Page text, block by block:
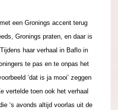
een Gronings accent terug
Gronings praten, en daar is
haar verhaal in Baflo in
te pas en te onpas het
‘dat is ja mooi’ zeggen
vertelde toen ook het verhaal
‘s avonds altijd voorlas uit de